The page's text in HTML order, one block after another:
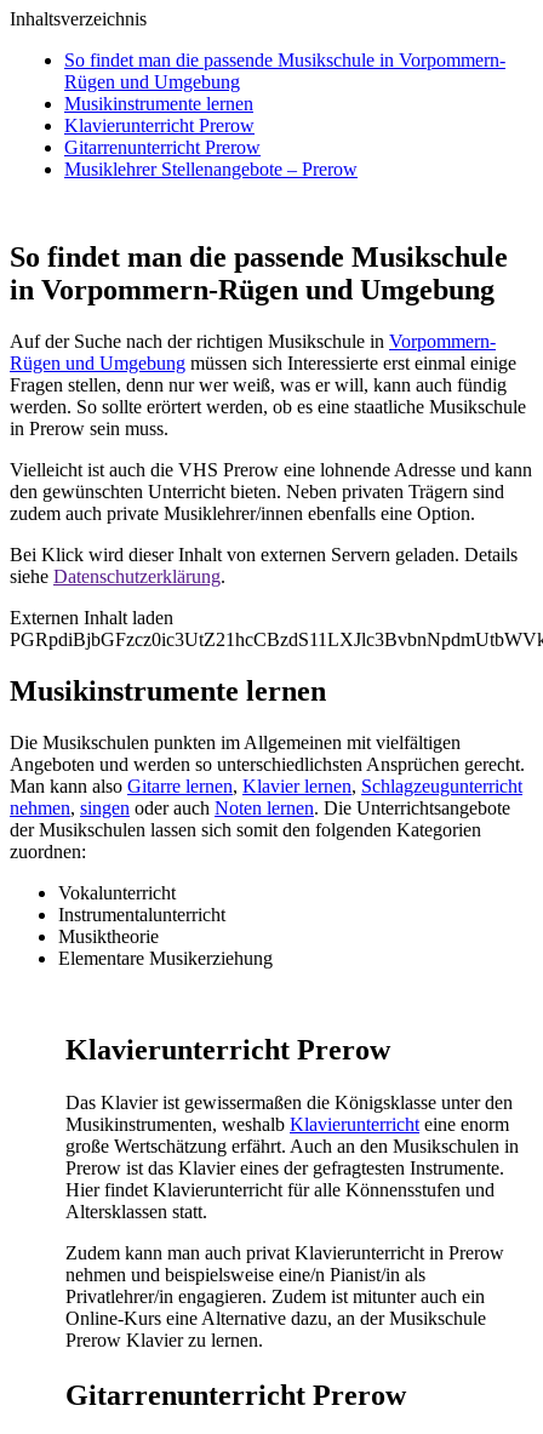
Inhaltsverzeichnis
So findet man die passende Musikschule in Vorpommern-
Rügen und Umgebung
Musikinstrumente lernen
Klavierunterricht Prerow
Gitarrenunterricht Prerow
Musiklehrer Stellenangebote – Prerow
So findet man die passende Musikschule
in Vorpommern-Rügen und Umgebung
Auf der Suche nach der richtigen Musikschule in Vorpommern-
Rügen und Umgebung müssen sich Interessierte erst einmal einige
Fragen stellen, denn nur wer weiß, was er will, kann auch fündig
werden. So sollte erörtert werden, ob es eine staatliche Musikschule
in Prerow sein muss.
Vielleicht ist auch die VHS Prerow eine lohnende Adresse und kann
den gewünschten Unterricht bieten. Neben privaten Trägern sind
zudem auch private Musiklehrer/innen ebenfalls eine Option.
Bei Klick wird dieser Inhalt von externen Servern geladen. Details
siehe Datenschutzerklärung.
Externen Inhalt laden
Musikinstrumente lernen
Die Musikschulen punkten im Allgemeinen mit vielfältigen
Angeboten und werden so unterschiedlichsten Ansprüchen gerecht.
Man kann also Gitarre lernen, Klavier lernen, Schlagzeugunterricht
nehmen, singen oder auch Noten lernen. Die Unterrichtsangebote
der Musikschulen lassen sich somit den folgenden Kategorien
zuordnen:
Vokalunterricht
Instrumentalunterricht
Musiktheorie
Elementare Musikerziehung
Klavierunterricht Prerow
Das Klavier ist gewissermaßen die Königsklasse unter den
Musikinstrumenten, weshalb Klavierunterrichteine enorm
große Wertschätzung erfährt. Auch an den Musikschulen in
Prerow ist das Klavier eines der gefragtesten Instrumente.
Hier findet Klavierunterricht für alle Könnensstufen und
Altersklassen statt.
Zudem kann man auch privat Klavierunterricht in Prerow
nehmen und beispielsweise eine/n Pianist/in als
Privatlehrer/in engagieren. Zudem ist mitunter auch ein
Online-Kurs eine Alternative dazu, an der Musikschule
Prerow Klavier zu lernen.
Gitarrenunterricht Prerow